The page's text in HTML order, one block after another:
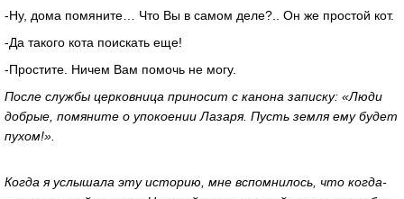
-Ну, дома помяните… Что Вы в самом деле?.. Он же простой кот.
-Да такого кота поискать еще!
-Простите. Ничем Вам помочь не могу.
После службы церковница приносит с канона записку: «Люди
добрые, помяните о упокоении Лазаря. Пусть земля ему будет
пухом!».
Когда я услышала эту историю, мне вспомнилось, что когда-